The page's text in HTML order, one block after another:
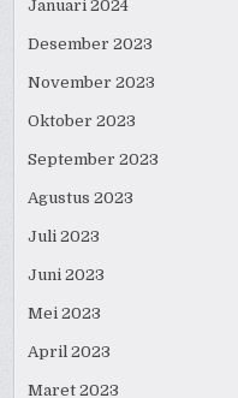
Januari 2024
Desember 2023
November 2023
Oktober 2023
September 2023
Agustus 2023
Juli 2023
Juni 2023
Mei 2023
April 2023
Maret 2023